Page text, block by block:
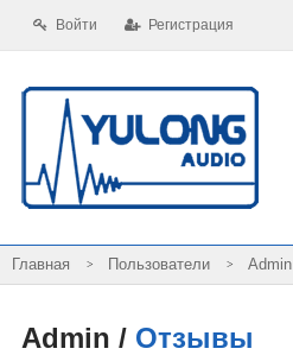
Войти Регистрация
Пользователи Admin
Admin / Отзывы